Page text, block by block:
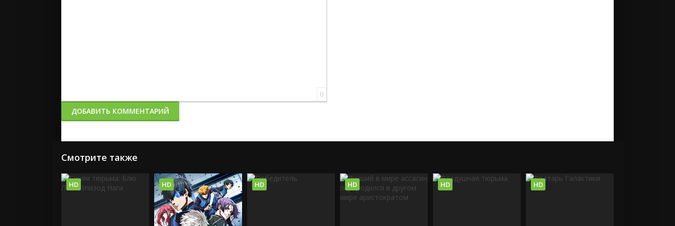
0
ДОБАВИТЬ КОММЕНТАРИЙ
Смотрите также
HD HD HD HD HD HD